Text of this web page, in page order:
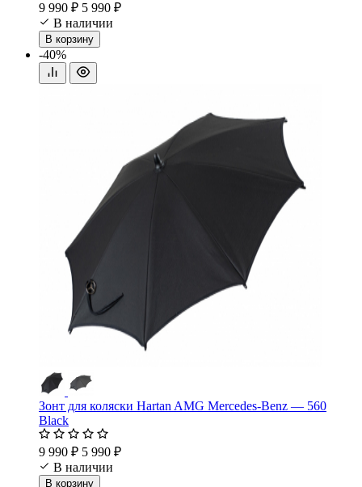
9 990 ₽ 5 990 ₽
В наличии
В корзину
-40%
Зонт для коляски Hartan AMG Mercedes-Benz — 560
Black
9 990 ₽ 5 990 ₽
В наличии
В корзину